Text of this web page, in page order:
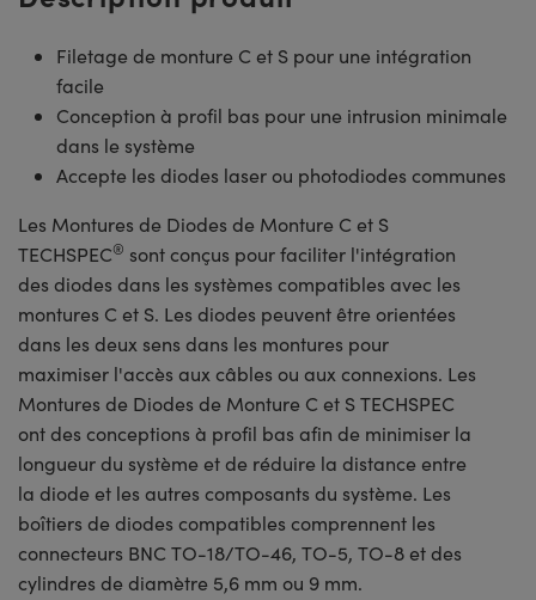
Filetage de monture C et S pour une intégration
facile
Conception à profil bas pour une intrusion minimale
dans le système
Accepte les diodes laser ou photodiodes communes
Les Montures de Diodes de Monture C et S
TECHSPEC® sont conçus pour faciliter l'intégration
des diodes dans les systèmes compatibles avec les
montures C et S. Les diodes peuvent être orientées
dans les deux sens dans les montures pour
maximiser l'accès aux câbles ou aux connexions. Les
Montures de Diodes de Monture C et S TECHSPEC
ont des conceptions à profil bas afin de minimiser la
longueur du système et de réduire la distance entre
la diode et les autres composants du système. Les
boîtiers de diodes compatibles comprennent les
connecteurs BNC TO-18/TO-46, TO-5, TO-8 et des
cylindres de diamètre 5,6 mm ou 9 mm.